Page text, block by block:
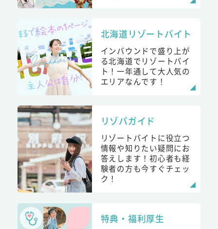
北海道リゾートバイト
インバウンドで盛り上が
る北海道でリゾートバイ
ト！一年通して大人気の
エリアなんです！
リゾバガイド
リゾートバイトに役立つ
情報や知りたい疑問にお
答えします！初心者も経
験者の方も今すぐチェッ
ク！
特典・福利厚生